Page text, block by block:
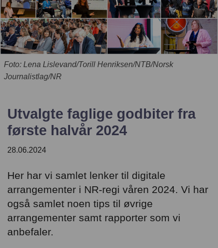
Innsyn
Nyhetsarkiv
Bli medlem
English
Foto: Lena Lislevand/Torill Henriksen/NTB/Norsk
Journalistlag/NR
Utvalgte faglige godbiter fra
første halvår 2024
28.06.2024
Her har vi samlet lenker til digitale
arrangementer i NR-regi våren 2024. Vi har
også samlet noen tips til øvrige
arrangementer samt rapporter som vi
anbefaler.